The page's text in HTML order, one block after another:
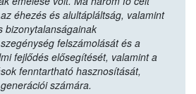
éhezés és alultápláltság, valamint
bizonytalanságainak
felszámolását és a
fejlődés elősegítését, valamint a
fenntartható hasznosítását,
számára.